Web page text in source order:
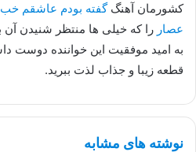
کشورمان آهنگگفته بودم عاشقم
عصار را که خیلی ها منتظر شنیدن آن
به امید موفقیت این خواننده دوست
قطعه زیبا و جذاب لذت ببرید.
نوشته های مشابه